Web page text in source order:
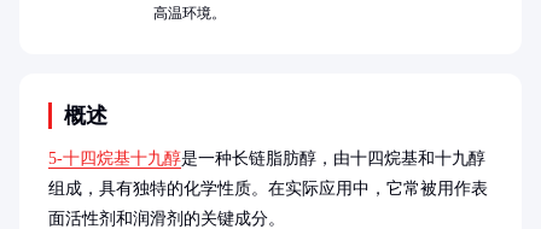
概述
5-十四烷基十九醇是一种长链脂肪醇，由十四烷基和十九醇
组成，具有独特的化学性质。在实际应用中，它常被用作表
面活性剂和润滑剂的关键成分。
高温环境。